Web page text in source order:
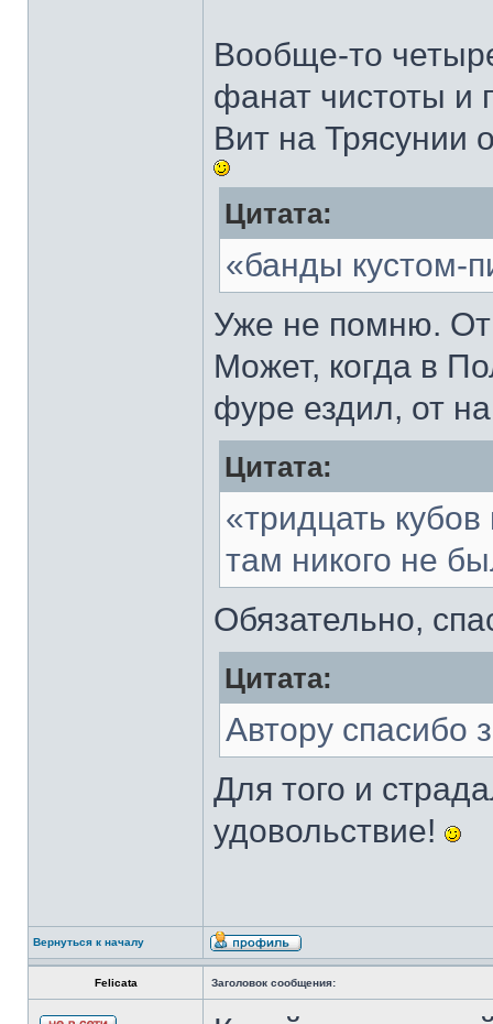
Вообще-то
фанат чистоты и
Вит на Трясунии
Цитата:
«банды кустом-
Уже не помню.
Может, когда в
фуре ездил, от
Цитата:
«тридцать
там никого не
Обязательно,
Цитата:
Автору спасибо
Для того и
удовольствие!
Вернуться к началу
Felicata Заголовок сообщения: